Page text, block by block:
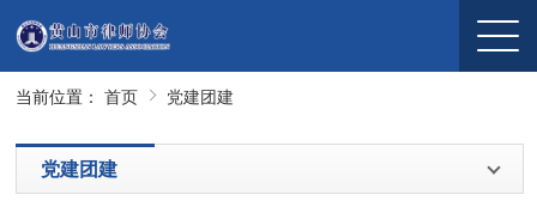
当前位置： 首页 党建团建
党建团建